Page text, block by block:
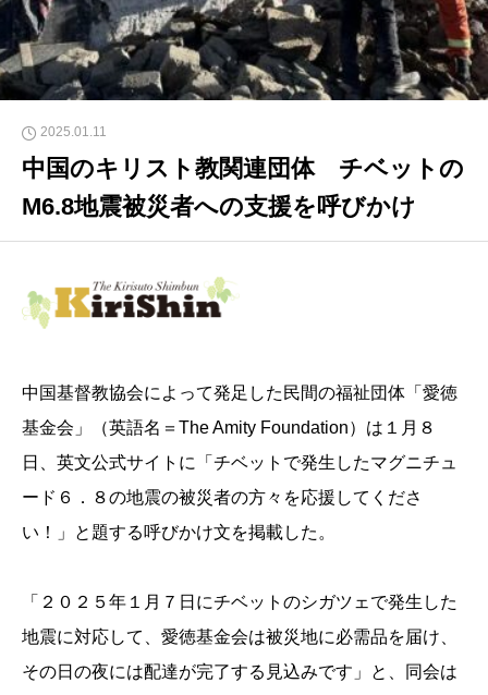
2025.01.11
中国のキリスト教関連団体 チベットの
M6.8地震被災者への支援を呼びかけ
中国基督教協会によって発足した民間の福祉団体「愛徳
基金会」（英語名＝The Amity Foundation）は１月８
日、英文公式サイトに「チベットで発生したマグニチュ
ード６．８の地震の被災者の方々を応援してくださ
い！」と題する呼びかけ文を掲載した。
「２０２５年１月７日にチベットのシガツェで発生した
地震に対応して、愛徳基金会は被災地に必需品を届け、
その日の夜には配達が完了する見込みです」と、同会は